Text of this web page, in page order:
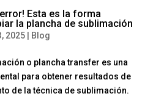
Esta es la forma
la plancha de sublimación
2025| Blog
o plancha transfer es una
para obtener resultados de
de la técnica de sublimación.